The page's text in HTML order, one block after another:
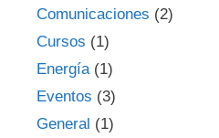
Comunicaciones (2)
Cursos (1)
Energía(1)
Eventos (3)
General (1)